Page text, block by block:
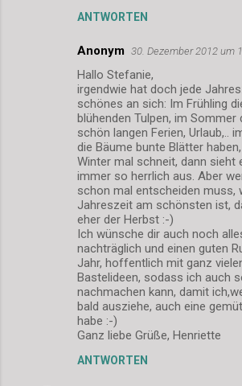
ANTWORTEN
Anonym 30. Dezember 2012 um
Hallo Stefanie,
irgendwie hat doch jede
schönes an sich: Im Frühling
blühenden Tulpen, im Sommer
schön langen Ferien, Urlaub,..
die Bäume bunte Blätter
Winter mal schneit, dann sieht
immer so herrlich aus. Aber
schon mal entscheiden muss,
Jahreszeit am schönsten ist,
eher der Herbst :-)
Ich wünsche dir auch noch
nachträglich und einen guten
Jahr, hoffentlich mit ganz
Bastelideen, sodass ich auch
nachmachen kann, damit
bald ausziehe, auch eine
habe :-)
Ganz liebe Grüße, Henriette
ANTWORTEN